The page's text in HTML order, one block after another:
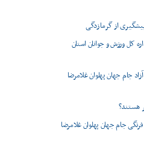
از گرمازدگی
کل ورزش و جوانان استان
جام جهان پهلوان غلامرضا
هستند؟
جام جهان پهلوان غلامرضا